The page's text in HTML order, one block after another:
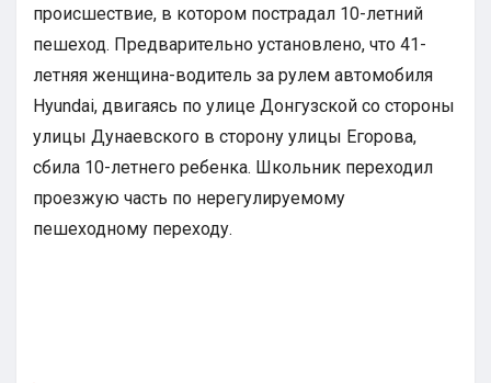
происшествие, в котором пострадал 10-летний
пешеход. Предварительно установлено, что 41-
летняя женщина-водитель за рулем автомобиля
Hyundai, двигаясь по улице Донгузской со стороны
улицы Дунаевского в сторону улицы Егорова,
сбила 10-летнего ребенка. Школьник переходил
проезжую часть по нерегулируемому
пешеходному переходу.